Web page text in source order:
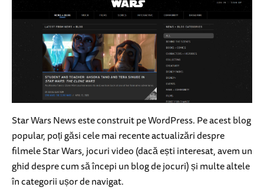
Star Wars News este construit pe WordPress. Pe acest blog
popular, poți găsi cele mai recente actualizări despre
filmele Star Wars, jocuri video (dacă ești interesat, avem un
ghid despre cum să începi un blog de jocuri) și multe altele
în categorii ușor de navigat.